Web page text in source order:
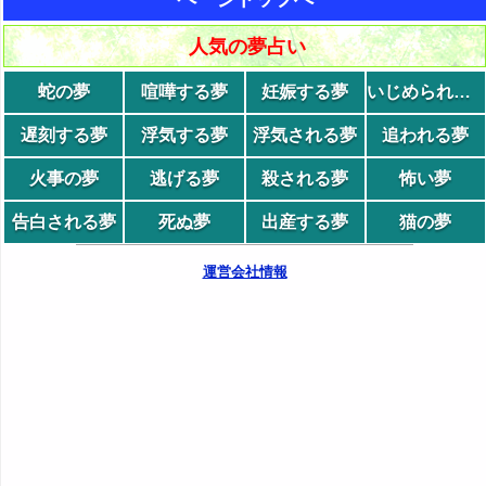
人気の夢占い
蛇の夢 喧嘩する夢 妊娠する夢 いじめられる夢
遅刻する夢 浮気する夢 浮気される夢 追われる夢
火事の夢 逃げる夢 殺される夢 怖い夢
告白される夢 死ぬ夢 出産する夢 猫の夢
運営会社情報